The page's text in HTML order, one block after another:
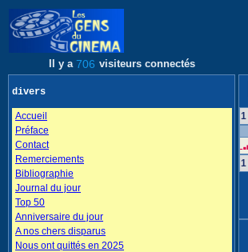
Il y a 706 visiteurs connectés
divers
Accueil
Préface
Contact
Remerciements
Bibliographie
Journal du jour
Top 50
Anniversaire du jour
A nos chers disparus
Nous ont quittés en 2025
1
1